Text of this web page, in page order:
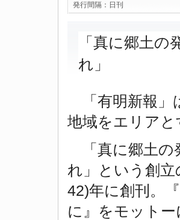
発行間隔： 日刊
「真に郷土の
れ」
「有明新報」
地域をエリア
「真に郷土の
れ」という創
42)年に創刊。
に』をモット